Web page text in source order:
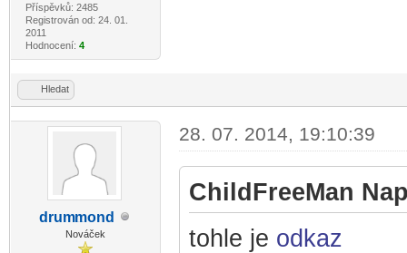
Příspěvků: 2485
Registrován od: 24. 01.
2011
Hodnocení: 4
Hledat
drummond
Nováček
28. 07. 2014, 19:10:39
ChildFreeMan
tohle je odkaz